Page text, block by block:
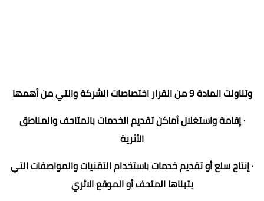
وتناولت المادة 9 من القرار اختصاصات الشركة والتي من أهمها
· إقامة واستغلال أماكن تقديم الخدمات بالمتاحف والمناطق
الأثرية
· إنتاج سلع أو تقديم خدمات باستخدام التقنيات والمواصفات التي
يتبناها المتحف أو الموقع الاثري